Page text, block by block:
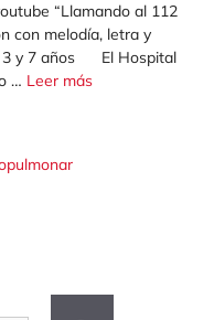
“Llamando al 112
con melodía, letra y
3 y 7 años El Hospital
… Leer más